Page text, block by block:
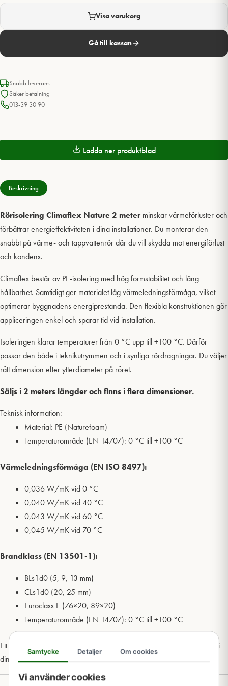
Samtycke Detaljer Om cookies
Vi använder cookies
Visa varukorg
Gå till kassan
Snabb leverans
Säker betalning
013-39 30 90
Ladda ner produktblad
Beskrivning
Rörisolering Climaflex Nature 2 meter minskar värmeförluster och
förbättrar energieffektiviteten i dina installationer. Du monterar den
snabbt på värme- och tappvattenrör där du vill skydda mot energiförlust
och kondens.
Climaflex består av PE-isolering med hög formstabilitet och lång
hållbarhet. Samtidigt ger materialet låg värmeledningsförmåga, vilket
optimerar byggnadens energiprestanda. Den flexibla konstruktionen gör
appliceringen enkel och sparar tid vid installation.
Isoleringen klarar temperaturer från 0 °C upp till +100 °C. Därför
passar den både i teknikutrymmen och i synliga rördragningar. Du väljer
rätt dimension efter ytterdiameter på röret.
Säljs i 2 meters längder och finns i flera dimensioner.
Teknisk information:
Material: PE (Naturefoam)
Temperaturområde (EN 14707): 0 °C till +100 °C
Värmeledningsförmåga (EN ISO 8497):
0,036 W/mK vid 0 °C
0,040 W/mK vid 40 °C
0,043 W/mK vid 60 °C
0,045 W/mK vid 70 °C
Brandklass (EN 13501-1):
BLs1d0 (5, 9, 13 mm)
CLs1d0 (20, 25 mm)
Euroclass E (76×20, 89×20)
Temperaturområde (EN 14707): 0 °C till +100 °C
Ett kostnadseffektivt och miljösmart val när du vill förbättra isoleringen i
din installation.